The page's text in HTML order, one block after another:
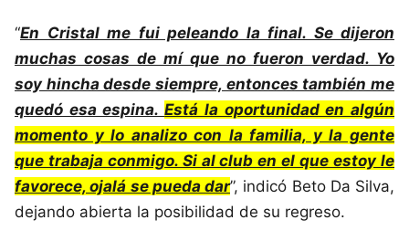
“En Cristal me fui peleando la final. Se dijeron
muchas cosas de mí que no fueron verdad. Yo
soy hincha desde siempre, entonces también me
quedó esa espina.Está la oportunidad en algún
momento y lo analizo con la familia, y la gente
que trabaja conmigo. Si al club en el que estoy le
favorece, ojalá se pueda dar”, indicó Beto Da Silva,
dejando abierta la posibilidad de su regreso.